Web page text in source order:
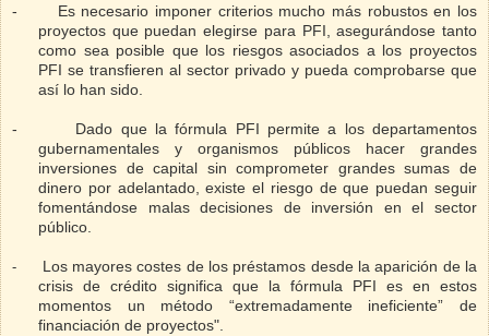
-
Es necesario imponer criterios mucho más robustos en los
proyectos que puedan elegirse para PFI, asegurándose tanto
como sea posible que los riesgos asociados a los proyectos
PFI se transfieren al sector privado y pueda comprobarse que
así lo han sido.
-
Dado que la fórmula PFI permite a los departamentos
gubernamentales y organismos públicos hacer grandes
inversiones de capital sin comprometer grandes sumas de
dinero por adelantado, existe el riesgo de que puedan seguir
fomentándose malas decisiones de inversión en el sector
público.
- Los mayores costes de los préstamos desde la aparición de la
crisis de crédito significa que la fórmula PFI es en estos
momentos un método “extremadamente ineficiente”de
financiación de proyectos".